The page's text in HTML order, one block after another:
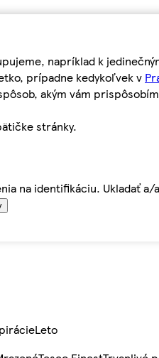
napríklad k
prípadne kedykoľvek v
akým vám
stránky.
na identifikáciu. Ukladať
Leto